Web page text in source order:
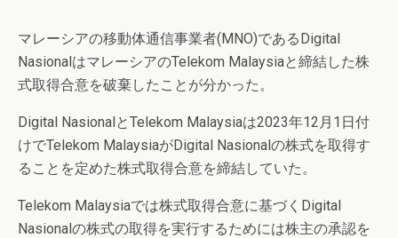
マレーシアの移動体通信事業者(MNO)であるDigital
NasionalはマレーシアのTelekom Malaysiaと締結した株
式取得合意を破棄したことが分かった。
Digital NasionalとTelekom Malaysiaは2023年12月1日付
けでTelekom MalaysiaがDigital Nasionalの株式を取得す
ることを定めた株式取得合意を締結していた。
Telekom Malaysiaでは株式取得合意に基づくDigital
Nasionalの株式の取得を実行するためには株主の承認を